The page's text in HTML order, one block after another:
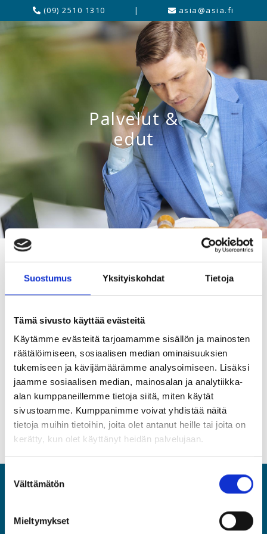
Suostumus Yksityiskohdat Tietoja
Tämä sivusto käyttää evästeitä
Käytämme evästeitä tarjoamamme sisällön ja mainosten
räätälöimiseen, sosiaalisen median ominaisuuksien
tukemiseen ja kävijämäärämme analysoimiseen. Lisäksi
jaamme sosiaalisen median, mainosalan ja analytiikka-
alan kumppaneillemme tietoja siitä, miten käytät
sivustoamme. Kumppanimme voivat yhdistää näitä
tietoja muihin tietoihin, joita olet antanut heille tai joita on
kerätty, kun olet käyttänyt heidän palvelujaan.
valinta
Välttämätön
Mieltymykset
(09) 2510 1310 | asia@asia.fi
Palvelut &
edut
Webinar in English: Negotiation
skills
This webinar in English concentrates on negotiation skills.
Negoatiation skills are needed much more often than we
think - in this webinar you will learn the essence of
negotiating. After the webinar you are ready to start
practising your skills straight away!
YTY Career portal - Sign in
Asiantuntijat ja Esihenkilöt ASIA ry